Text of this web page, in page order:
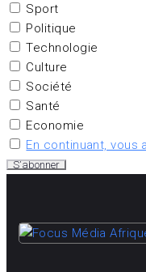
Sport
Politique
Technologie
Culture
Société
Santé
Economie
En continuant,